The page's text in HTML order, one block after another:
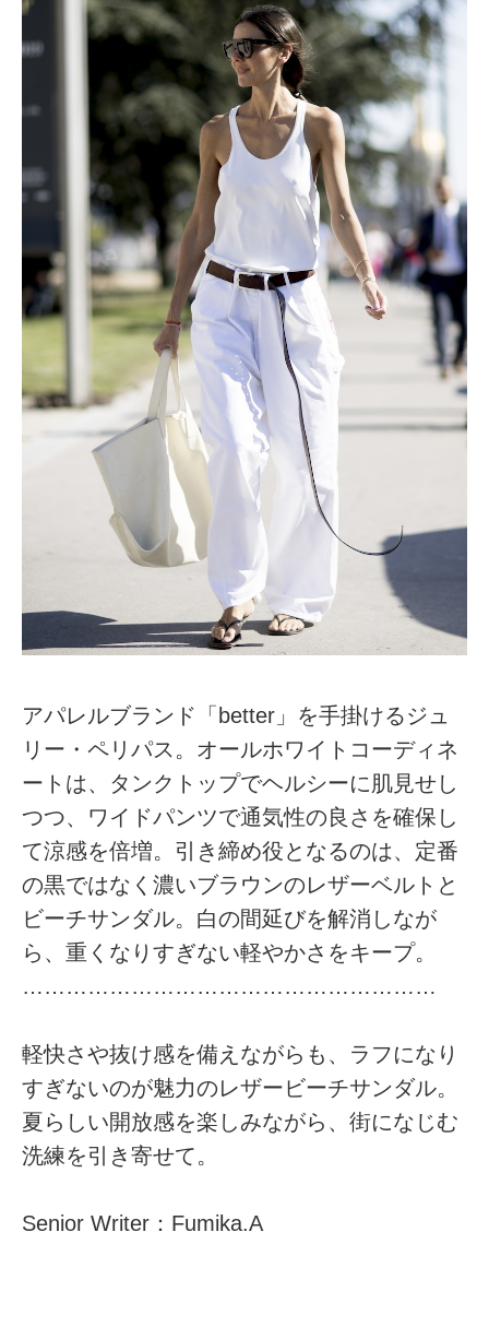
アパレルブランド「better」を手掛けるジュ
リー・ペリパス。オールホワイトコーディネ
ートは、タンクトップでヘルシーに肌見せし
つつ、ワイドパンツで通気性の良さを確保し
て涼感を倍増。引き締め役となるのは、定番
の黒ではなく濃いブラウンのレザーベルトと
ビーチサンダル。白の間延びを解消しなが
ら、重くなりすぎない軽やかさをキープ。
…………………………………………………
軽快さや抜け感を備えながらも、ラフになり
すぎないのが魅力のレザービーチサンダル。
夏らしい開放感を楽しみながら、街になじむ
洗練を引き寄せて。
Senior Writer：Fumika.A